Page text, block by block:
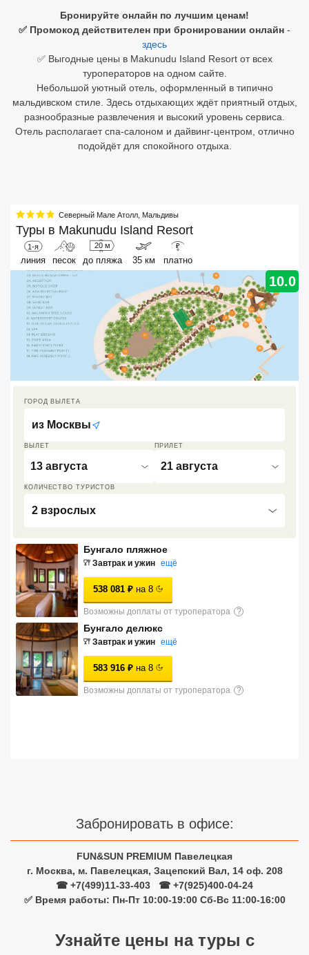
Бронируйте онлайн по лучшим ценам!
✅ Промокод действителен при бронировании онлайн -
здесь
✅ Выгодные цены в Makunudu Island Resort от всех
туроператоров на одном сайте.
Небольшой уютный отель, оформленный в типично
мальдивском стиле. Здесь отдыхающих ждёт приятный отдых,
разнообразные развлечения и высокий уровень сервиса.
Отель располагает спа-салоном и дайвинг-центром, отлично
подойдёт для спокойного отдыха.
Северный Мале Атолл Мальдивы
Туры в Makunudu Island Resort
1-я
линия песок
20 м
до пляжа 35 км
₽
платно
10.0
ВЫЛЕТ
13 августа
ПРИЛЕТ
21 августа
КОЛИЧЕСТВО ТУРИСТОВ
2 взрослых
ГОРОД ВЫЛЕТА
из Москвы
Бунгало пляжное
Завтрак и ужин ещё
538 081 ₽ на 8
Возможны доплаты от туроператора ?
Бунгало делюкс
Завтрак и ужин ещё
583 916 ₽ на 8
Возможны доплаты от туроператора ?
Забронировать в офисе:
FUN&SUN PREMIUM Павелецкая
г. Москва, м. Павелецкая, Зацепский Вал, 14 оф. 208
☎ +7(499)11-33-403
☎ +7(925)400-04-24
✅ Время работы: Пн-Пт 10:00-19:00 Сб-Вс 11:00-16:00
Узнайте цены на туры с
Египет
Бали
Вьетнам
Южный Гоа
Занзибар
Абхазия
Большой Сочи
Кав Мин Воды
Экскурсионные туры
Лучшие отели 3* звезды
Недорогие отели 3*
звезды
Сетевые отели Турции
Сетевые отели Египта
Сетевые отели ОАЭ
Сетевые отели Мальдив
Сетевые отели Бали
Сетевые отели Сейшел